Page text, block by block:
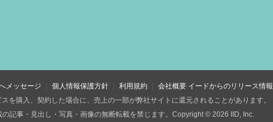
メッセージ 個人情報保護方針 利用規約 会社概要 イードからのリリース情報
を購入、契約した場合に、売上の一部が弊社サイトに還元されることがあります。
の記事・見出し・写真・画像の無断転載を禁じます。Copyright © 2026 IID, Inc.